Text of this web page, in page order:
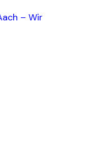
– Wir